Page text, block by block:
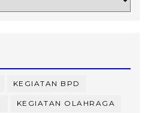
KEGIATAN BPD
KEGIATAN OLAHRAGA